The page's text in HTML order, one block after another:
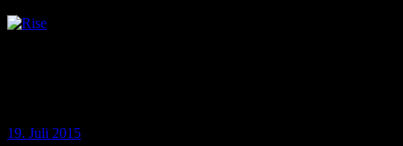
19. Juli 2015